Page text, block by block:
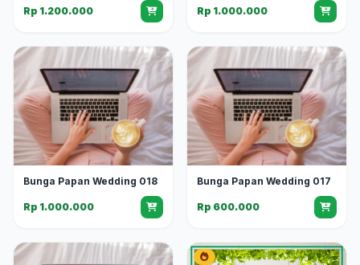
Rp 1.200.000 Rp 1.000.000
Bunga Papan Wedding 018
Rp 1.000.000
Bunga Papan Wedding 017
Rp 600.000